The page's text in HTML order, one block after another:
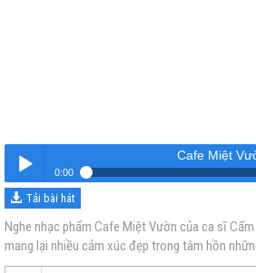
Nghe
Cafe Miệt
0:00
Cafe Miệt Vườn
Tải bài hát
Nghe nhạc phẩm Cafe Miệt Vườn của ca sĩ Cẩm
mang lại nhiều cảm xúc đẹp trong tâm hồn